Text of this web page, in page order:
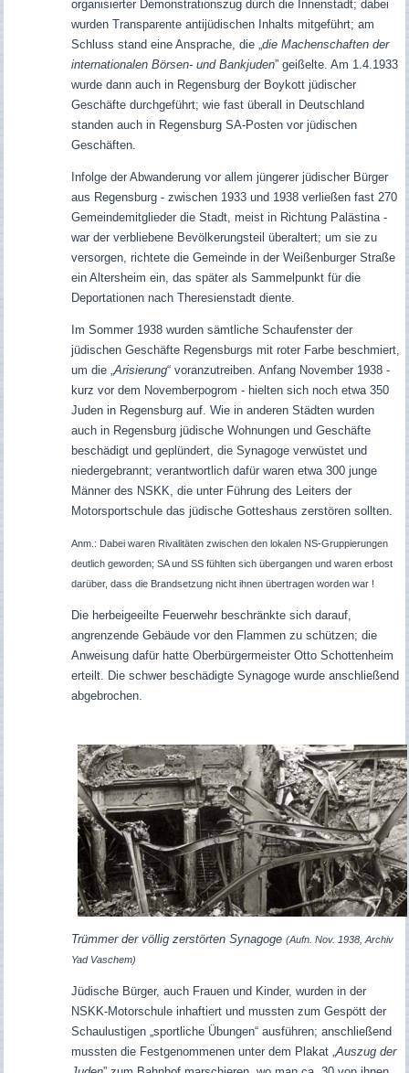
organisierter Demonstrationszug durch die Innenstadt; dabei
wurden Transparente antijüdischen Inhalts mitgeführt; am
Schluss stand eine Ansprache, die „ die Machenschaften der
internationalen Börsen- und Bankjuden” geißelte. Am 1.4.1933
wurde dann auch in Regensburg der Boykott jüdischer
Geschäfte durchgeführt; wie fast überall in Deutschland
standen auch in Regensburg SA-Posten vor jüdischen
Geschäften.
Infolge der Abwanderung vor allem jüngerer jüdischer Bürger
aus Regensburg - zwischen 1933 und 1938 verließen fast 270
Gemeindemitglieder die Stadt, meist in Richtung Palästina -
war der verbliebene Bevölkerungsteil überaltert; um sie zu
versorgen, richtete die Gemeinde in der Weißenburger Straße
ein Altersheim ein, das später als Sammelpunkt für die
Deportationen nach Theresienstadt diente.
Im Sommer 1938 wurden sämtliche Schaufenster der
jüdischen Geschäfte Regensburgs mit roter Farbe beschmiert,
um die „ Arisierung“ voranzutreiben. Anfang November 1938 -
kurz vor dem Novemberpogrom - hielten sich noch etwa 350
Juden in Regensburg auf. Wie in anderen Städten wurden
auch in Regensburg jüdische Wohnungen und Geschäfte
beschädigt und geplündert, die Synagoge verwüstet und
niedergebrannt; verantwortlich dafür waren etwa 300 junge
Männer des NSKK, die unter Führung des Leiters der
Motorsportschule das jüdische Gotteshaus zerstören sollten.
Anm.: Dabei waren Rivalitäten zwischen den lokalen NS-Gruppierungen
deutlich geworden; SA und SS fühlten sich übergangen und waren erbost
darüber, dass die Brandsetzung nicht ihnen übertragen worden war !
Die herbeigeeilte Feuerwehr beschränkte sich darauf,
angrenzende Gebäude vor den Flammen zu schützen; die
Anweisung dafür hatte Oberbürgermeister Otto Schottenheim
erteilt. Die schwer beschädigte Synagoge wurde anschließend
abgebrochen.
Trümmer der völlig zerstörten Synagoge (Aufn. Nov. 1938, Archiv
Yad Vaschem)
Jüdische Bürger, auch Frauen und Kinder, wurden in der
NSKK-Motorschule inhaftiert und mussten zum Gespött der
Schaulustigen „sportliche Übungen“ ausführen; anschließend
mussten die Festgenommenen unter dem Plakat „Auszug der